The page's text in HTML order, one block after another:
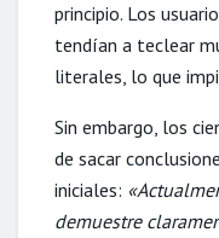
principio. Los
tendían a teclear
literales, lo que
Sin embargo, los
de sacar
iniciales:
demuestre